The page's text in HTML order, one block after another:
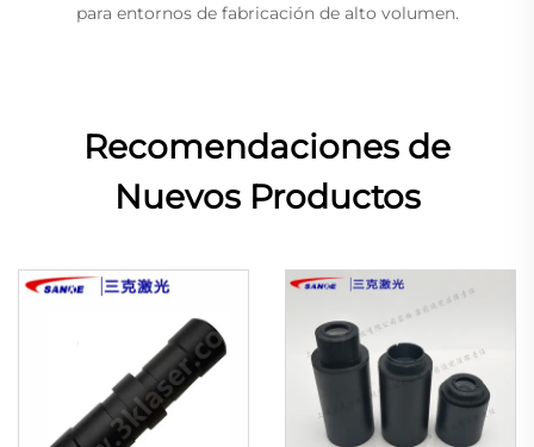
para entornos de fabricación de alto volumen.
Recomendaciones de
Nuevos Productos